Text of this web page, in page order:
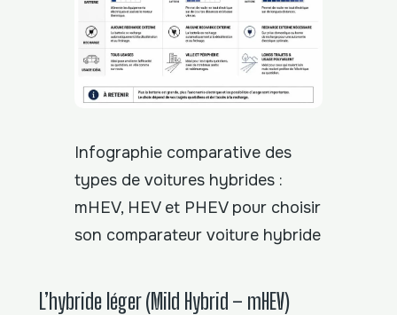
Infographie comparative des
types de voitures hybrides :
mHEV, HEV et PHEV pour choisir
son comparateur voiture hybride
L’hybride léger (Mild Hybrid – mHEV)